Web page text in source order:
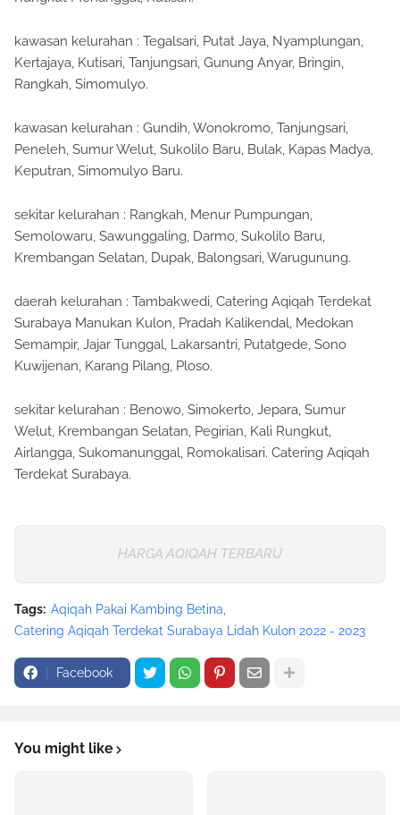
kawasan kelurahan : Tegalsari, Putat Jaya, Nyamplungan,
Kertajaya, Kutisari, Tanjungsari, Gunung Anyar, Bringin,
Rangkah, Simomulyo.
kawasan kelurahan : Gundih, Wonokromo, Tanjungsari,
Peneleh, Sumur Welut, Sukolilo Baru, Bulak, Kapas Madya,
Keputran, Simomulyo Baru.
sekitar kelurahan : Rangkah, Menur Pumpungan,
Semolowaru, Sawunggaling, Darmo, Sukolilo Baru,
Krembangan Selatan, Dupak, Balongsari, Warugunung.
daerah kelurahan : Tambakwedi, Catering Aqiqah Terdekat
Surabaya Manukan Kulon, Pradah Kalikendal, Medokan
Semampir, Jajar Tunggal, Lakarsantri, Putatgede, Sono
Kuwijenan, Karang Pilang, Ploso.
sekitar kelurahan : Benowo, Simokerto, Jepara, Sumur
Welut, Krembangan Selatan, Pegirian, Kali Rungkut,
Airlangga, Sukomanunggal, Romokalisari. Catering Aqiqah
Terdekat Surabaya.
HARGA AQIQAH TERBARU
Tags: Aqiqah Pakai Kambing Betina
Catering Aqiqah Terdekat Surabaya Lidah Kulon 2022 - 2023
Facebook
You might like